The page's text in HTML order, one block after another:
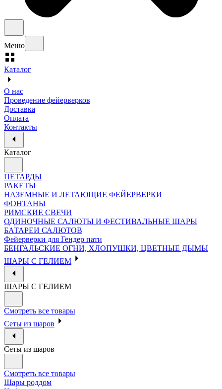
Меню
Каталог
О нас
Проведение фейерверков
Доставка
Оплата
Контакты
Каталог
ПЕТАРДЫ
РАКЕТЫ
НАЗЕМНЫЕ И ЛЕТАЮЩИЕ ФЕЙЕРВЕРКИ
ФОНТАНЫ
РИМСКИЕ СВЕЧИ
ОДИНОЧНЫЕ САЛЮТЫ И ФЕСТИВАЛЬНЫЕ ШАРЫ
БАТАРЕИ САЛЮТОВ
Фейерверки для Гендер пати
БЕНГАЛЬСКИЕ ОГНИ, ХЛОПУШКИ, ЦВЕТНЫЕ ДЫМЫ
ШАРЫ С ГЕЛИЕМ
ШАРЫ С ГЕЛИЕМ
Смотреть все товары
Сеты из шаров
Сеты из шаров
Смотреть все товары
Шары роддом